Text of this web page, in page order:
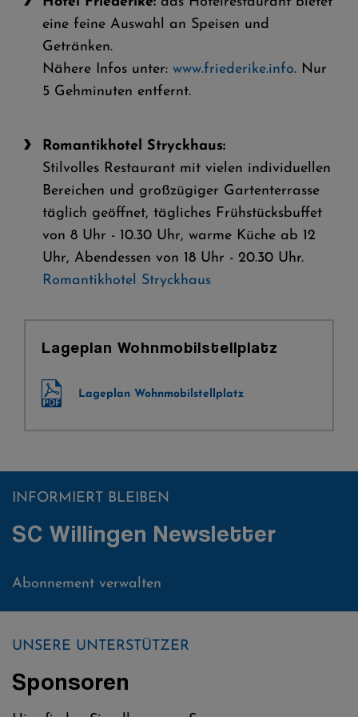
eine feine Auswahl an Speisen und
Getränken.
Nähere Infos unter:www.friederike.info. Nur
5 Gehminuten entfernt.
Romantikhotel Stryckhaus:
Stilvolles Restaurant mit vielen individuellen
Bereichen und großzügiger Gartenterrasse
täglich geöffnet, tägliches Frühstücksbuffet
von 8 Uhr - 10.30 Uhr, warme Küche ab 12
Uhr, Abendessen von 18 Uhr - 20.30 Uhr.
Romantikhotel Stryckhaus
Lageplan Wohnmobilstellplatz
Lageplan Wohnmobilstellplatz
INFORMIERT BLEIBEN
SC Willingen Newsletter
Abonnement verwalten
UNSERE UNTERSTÜTZER
Sponsoren